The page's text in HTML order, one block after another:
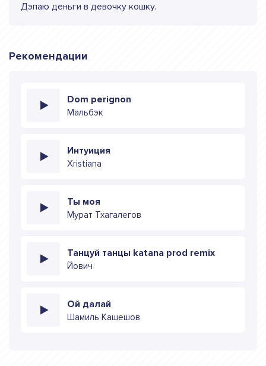
Дэпаю деньги в девочку кошку.
Рекомендации
Dom perignon
Мальбэк
Интуиция
Xristiana
Ты моя
Мурат Тхагалегов
Танцуй танцы katana prod remix
Йович
Ой далай
Шамиль Кашешов